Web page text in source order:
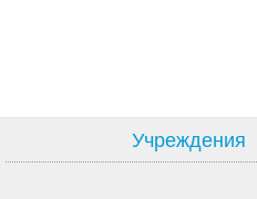
Учреждения